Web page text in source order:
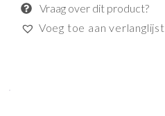
Vraag over dit product?
Voeg toe aan verlanglijst